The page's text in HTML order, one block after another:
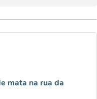
mata na rua da